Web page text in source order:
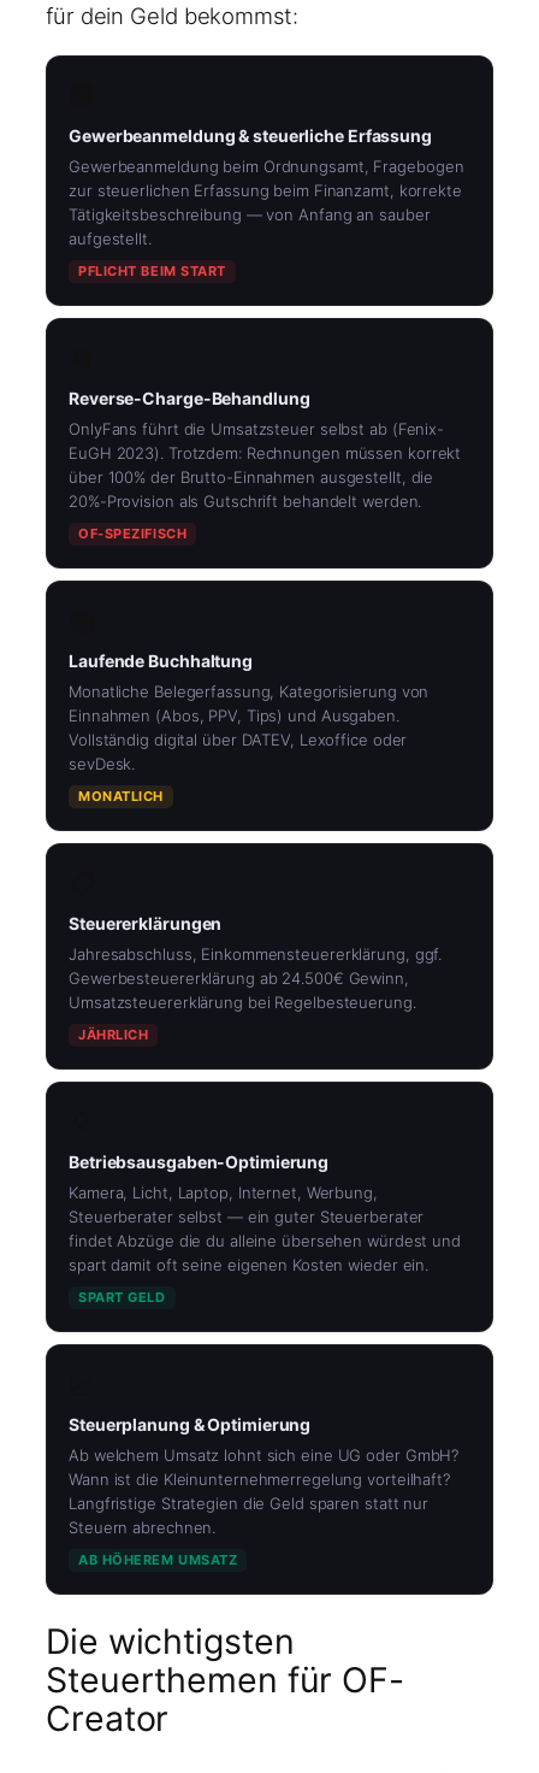
für dein Geld bekommst:
Gewerbeanmeldung & steuerliche Erfassung
Gewerbeanmeldung beim Ordnungsamt, Fragebogen
zur steuerlichen Erfassung beim Finanzamt, korrekte
Tätigkeitsbeschreibung — von Anfang an sauber
aufgestellt.
PFLICHT BEIM START
Reverse-Charge-Behandlung
OnlyFans führt die Umsatzsteuer selbst ab (Fenix-
EuGH 2023). Trotzdem: Rechnungen müssen korrekt
über 100% der Brutto-Einnahmen ausgestellt, die
20%-Provision als Gutschrift behandelt werden.
OF-SPEZIFISCH
Laufende Buchhaltung
Monatliche Belegerfassung, Kategorisierung von
Einnahmen (Abos, PPV, Tips) und Ausgaben.
Vollständig digital über DATEV, Lexoffice oder
sevDesk.
MONATLICH
Steuererklärungen
Jahresabschluss, Einkommensteuererklärung, ggf.
Gewerbesteuererklärung ab 24.500€ Gewinn,
Umsatzsteuererklärung bei Regelbesteuerung.
JÄHRLICH
Betriebsausgaben-Optimierung
Kamera, Licht, Laptop, Internet, Werbung,
Steuerberater selbst — ein guter Steuerberater
findet Abzüge die du alleine übersehen würdest und
spart damit oft seine eigenen Kosten wieder ein.
SPART GELD
Steuerplanung & Optimierung
Ab welchem Umsatz lohnt sich eine UG oder GmbH?
Wann ist die Kleinunternehmerregelung vorteilhaft?
Langfristige Strategien die Geld sparen statt nur
Steuern abrechnen.
AB HÖHEREM UMSATZ
Die wichtigsten
Steuerthemen für OF-
Creator